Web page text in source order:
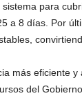
para
a 8 días. Por
más eficiente
del